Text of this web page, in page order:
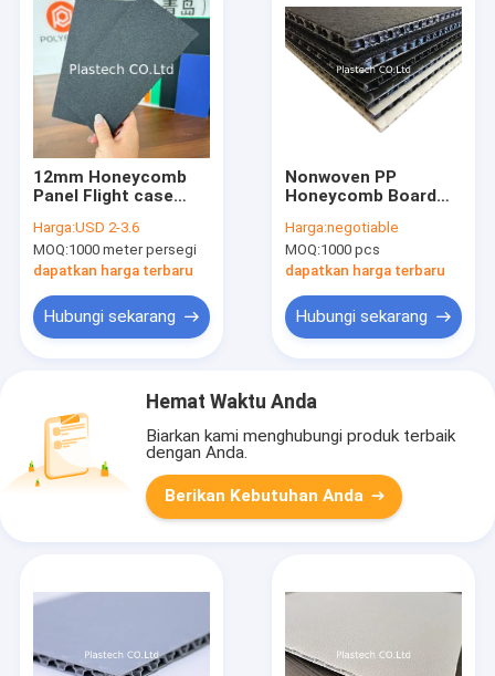
12mm Honeycomb
Panel Flight case
Panel Plastik Sheet
Fly case Hoenycomb
Harga:USD 2-3.6
MOQ:1000 meter persegi
dapatkan harga terbaru
Hubungi sekarang
Nonwoven PP
Honeycomb Board
Lamination 3mm
4mm 5mm 10mm
12mm
Harga:negotiable
MOQ:1000 pcs
dapatkan harga terbaru
Hubungi sekarang
Hemat Waktu Anda
Biarkan kami menghubungi produk terbaik
dengan Anda.
Berikan Kebutuhan Anda